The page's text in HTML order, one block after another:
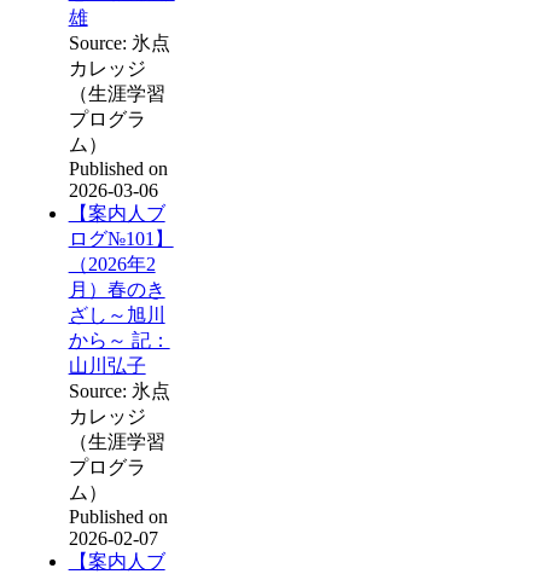
雄
Source: 氷点
カレッジ
（生涯学習
プログラ
ム）
Published on
2026-03-06
【案内人ブ
ログ№101】
（2026年2
月）春のき
ざし～旭川
から～ 記：
山川弘子
Source: 氷点
カレッジ
（生涯学習
プログラ
ム）
Published on
2026-02-07
【案内人ブ